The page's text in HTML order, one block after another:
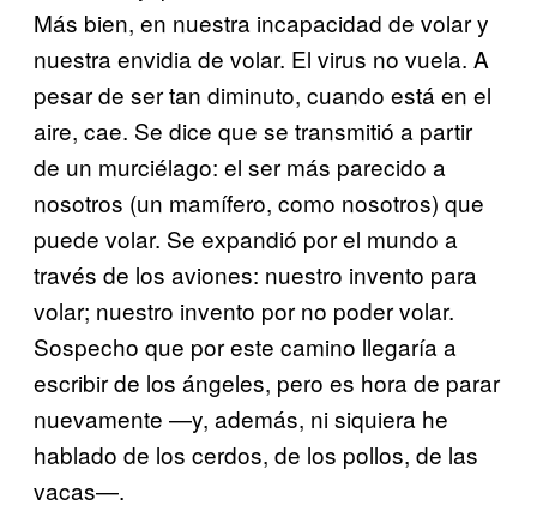
Más bien, en nuestra incapacidad de volar y
nuestra envidia de volar. El virus no vuela. A
pesar de ser tan diminuto, cuando está en el
aire, cae. Se dice que se transmitió a partir
de un murciélago: el ser más parecido a
nosotros (un mamífero, como nosotros) que
puede volar. Se expandió por el mundo a
través de los aviones: nuestro invento para
volar; nuestro invento por no poder volar.
Sospecho que por este camino llegaría a
escribir de los ángeles, pero es hora de parar
nuevamente —y, además, ni siquiera he
hablado de los cerdos, de los pollos, de las
vacas—.